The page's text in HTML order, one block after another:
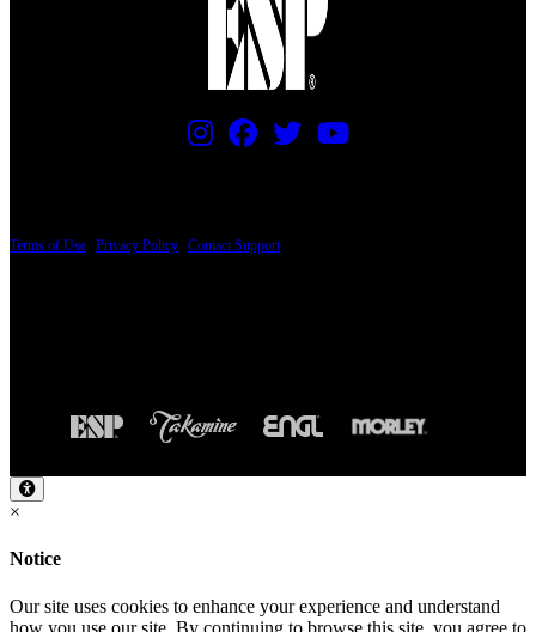
Terms of Use Privacy Policy Contact Support
×
Notice
Our site uses cookies to enhance your experience and understand
how you use our site. By continuing to browse this site, you agree to